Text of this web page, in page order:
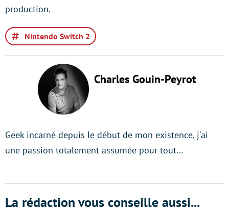
production.
Nintendo Switch 2
Charles Gouin-Peyrot
Geek incarné depuis le début de mon existence, j'ai
une passion totalement assumée pour tout…
La rédaction vous conseille aussi...